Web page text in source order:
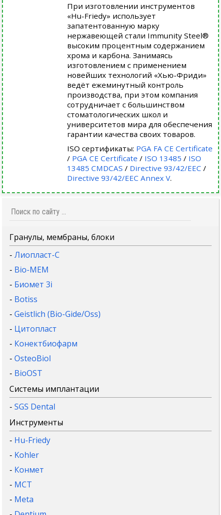
При изготовлении инструментов
«Hu-Friedy» использует
запатентованную марку
нержавеющей стали Immunity Steel®
высоким процентным содержанием
хрома и карбона. Занимаясь
изготовлением с применением
новейших технологий «Хью-Фриди»
ведёт ежеминутный контроль
производства, при этом компания
сотрудничает с большинством
стоматологических школ и
университетов мира для обеспечения
гарантии качества своих товаров.
ISO сертификаты: PGA FA CE Certificate
/ PGA CE Certificate / ISO 13485 / ISO
13485 CMDCAS / Directive 93/42/EEC /
Directive 93/42/EEC Annex V.
Гранулы, мембраны, блоки
-Лиопласт-С
- Bio-MEM
- Биомет 3i
- Botiss
-Geistlich (Bio-Gide/Oss)
- Цитопласт
- Конектбиофарм
-OsteoBiol
- BioOST
Системы имплантации
-SGS Dental
Инструменты
- Hu-Friedy
- Kohler
- Конмет
- MCT
- Meta